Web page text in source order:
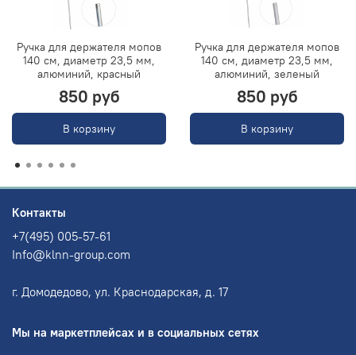
Ручка для держателя мопов
140 см, диаметр 23,5 мм,
алюминий, красный
850 руб
В корзину
Ручка для держателя мопов
140 см, диаметр 23,5 мм,
алюминий, зеленый
850 руб
В корзину
Контакты
+7(495) 005-57-61
Info@klnn-group.com
г. Домодедово, ул. Краснодарская, д. 17
Мы на маркетплейсах и в социальных сетях